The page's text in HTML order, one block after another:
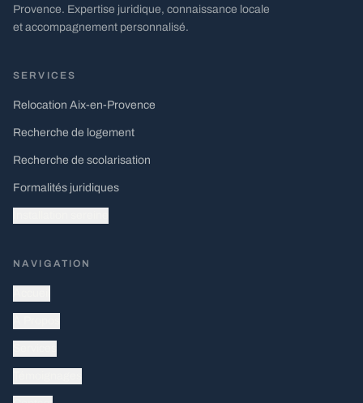
Provence. Expertise juridique, connaissance locale
et accompagnement personnalisé.
SERVICES
Relocation Aix-en-Provence
Recherche de logement
Recherche de scolarisation
Formalités juridiques
NAVIGATION